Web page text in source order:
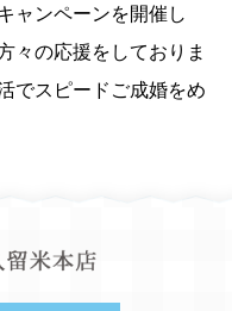
ャンペーンを開催し
々の応援をしておりま
でスピードご成婚をめ